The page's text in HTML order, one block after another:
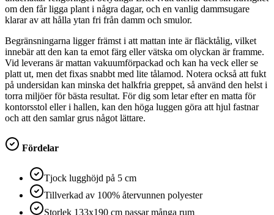
om den får ligga plant i några dagar, och en vanlig dammsugare
klarar av att hålla ytan fri från damm och smulor.
Begränsningarna ligger främst i att mattan inte är fläcktålig, vilket
innebär att den kan ta emot färg eller vätska om olyckan är framme.
Vid leverans är mattan vakuumförpackad och kan ha veck eller se
platt ut, men det fixas snabbt med lite tålamod. Notera också att fukt
på undersidan kan minska det halkfria greppet, så använd den helst i
torra miljöer för bästa resultat. För dig som letar efter en matta för
kontorsstol eller i hallen, kan den höga luggen göra att hjul fastnar
och att den samlar grus något lättare.
Fördelar
Tjock lugghöjd på 5 cm
Tillverkad av 100% återvunnen polyester
Storlek 133x190 cm passar många rum